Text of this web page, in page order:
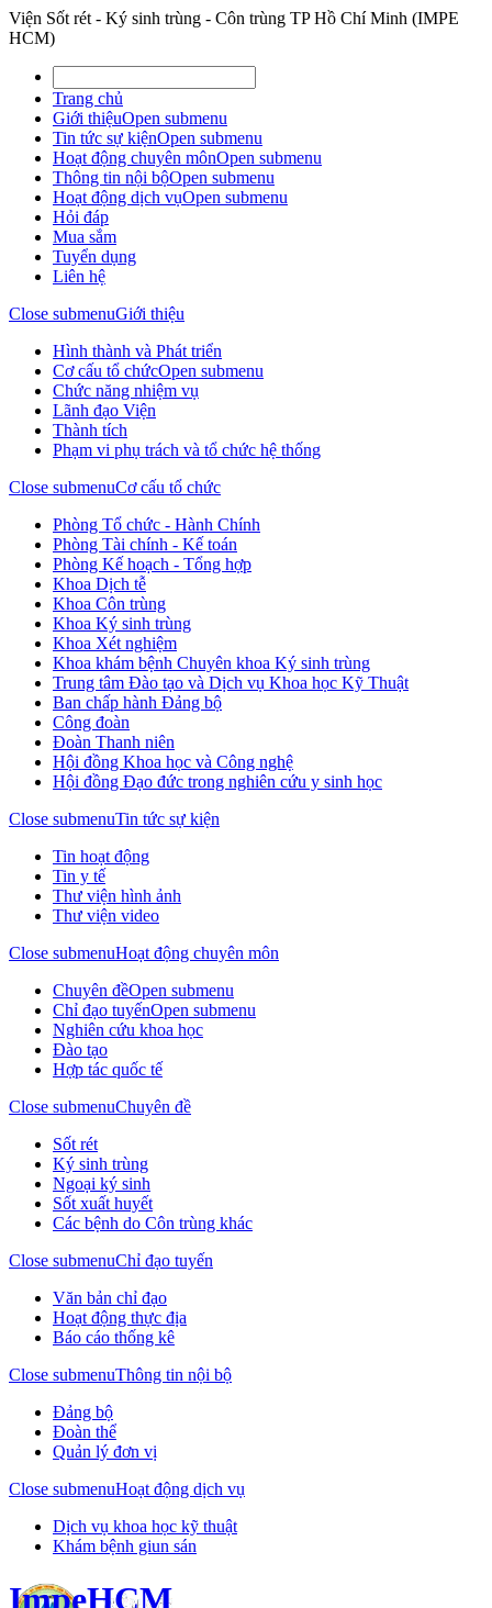
Viện Sốt rét - Ký sinh trùng - Côn trùng TP Hồ Chí Minh (IMPE
HCM)
Trang chủ
Giới thiệuOpen submenu
Tin tức sự kiệnOpen submenu
Hoạt động chuyên mônOpen submenu
Thông tin nội bộOpen submenu
Hoạt động dịch vụOpen submenu
Hỏi đáp
Mua sắm
Tuyển dụng
Liên hệ
Close submenuGiới thiệu
Hình thành và Phát triển
Cơ cấu tổ chứcOpen submenu
Chức năng nhiệm vụ
Lãnh đạo Viện
Thành tích
Phạm vi phụ trách và tổ chức hệ thống
Close submenuCơ cấu tổ chức
Phòng Tổ chức - Hành Chính
Phòng Tài chính - Kế toán
Phòng Kế hoạch - Tổng hợp
Khoa Dịch tễ
Khoa Côn trùng
Khoa Ký sinh trùng
Khoa Xét nghiệm
Khoa khám bệnh Chuyên khoa Ký sinh trùng
Trung tâm Đào tạo và Dịch vụ Khoa học Kỹ Thuật
Ban chấp hành Đảng bộ
Công đoàn
Đoàn Thanh niên
Hội đồng Khoa học và Công nghệ
Hội đồng Đạo đức trong nghiên cứu y sinh học
Close submenuTin tức sự kiện
Tin hoạt động
Tin y tế
Thư viện hình ảnh
Thư viện video
Close submenuHoạt động chuyên môn
Chuyên đềOpen submenu
Chỉ đạo tuyếnOpen submenu
Nghiên cứu khoa học
Đào tạo
Hợp tác quốc tế
Close submenuChuyên đề
Sốt rét
Ký sinh trùng
Ngoại ký sinh
Sốt xuất huyết
Các bệnh do Côn trùng khác
Close submenuChỉ đạo tuyến
Văn bản chỉ đạo
Hoạt động thực địa
Báo cáo thống kê
Close submenuThông tin nội bộ
Đảng bộ
Đoàn thể
Quản lý đơn vị
Close submenuHoạt động dịch vụ
Dịch vụ khoa học kỹ thuật
Khám bệnh giun sán
ImpeHCM